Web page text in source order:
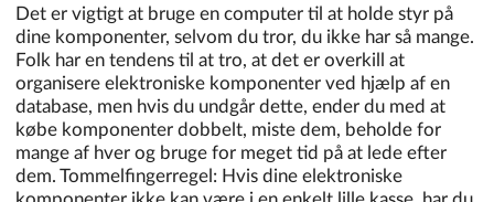
Det er vigtigt at bruge en computer til at holde styr på
dine komponenter, selvom du tror, du ikke har så mange.
Folk har en tendens til at tro, at det er overkill at
organisere elektroniske komponenter ved hjælp af en
database, men hvis du undgår dette, ender du med at
købe komponenter dobbelt, miste dem, beholde for
mange af hver og bruge for meget tid på at lede efter
dem. Tommelfingerregel: Hvis dine elektroniske